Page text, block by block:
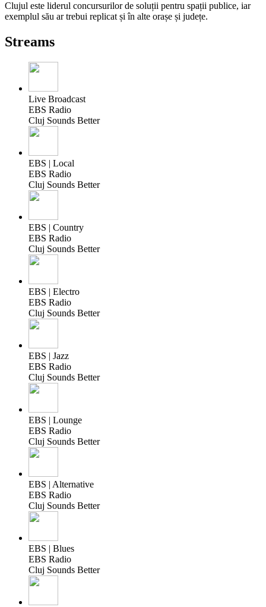
Clujul este liderul concursurilor de soluții pentru spații publice, iar
exemplul său ar trebui replicat și în alte orașe și județe.
Streams
Live Broadcast
EBS Radio
Cluj Sounds Better
EBS | Local
EBS Radio
Cluj Sounds Better
EBS | Country
EBS Radio
Cluj Sounds Better
EBS | Electro
EBS Radio
Cluj Sounds Better
EBS | Jazz
EBS Radio
Cluj Sounds Better
EBS | Lounge
EBS Radio
Cluj Sounds Better
EBS | Alternative
EBS Radio
Cluj Sounds Better
EBS | Blues
EBS Radio
Cluj Sounds Better